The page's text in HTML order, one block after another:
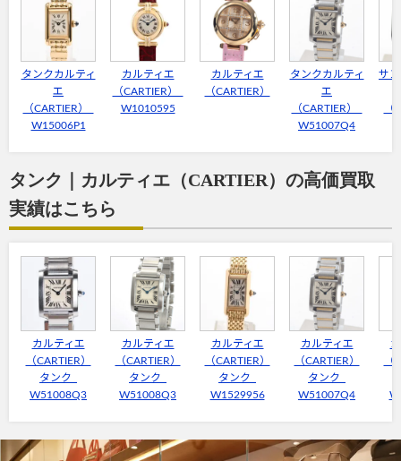
タンクカルティ
エ
（CARTIER）
W15006P1
カルティエ
（CARTIER）
W1010595
カルティエ
（CARTIER）
タンクカルティ
エ
（CARTIER）
W51007Q4
サ
（
タンク｜カルティエ（CARTIER）の高価買取
実績はこちら
カルティエ
（CARTIER）
タンク
W51008Q3
カルティエ
（CARTIER）
タンク
W51008Q3
カルティエ
（CARTIER）
タンク
W1529956
カルティエ
（CARTIER）
タンク
W51007Q4
（